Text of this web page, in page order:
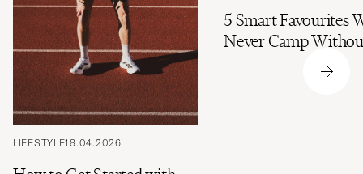
LIFESTYLE18.04.2026
5 Smart Favourites
Never Camp